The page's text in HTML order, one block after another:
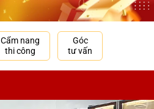
Cẩm nang
thi công
Góc
tư vấn